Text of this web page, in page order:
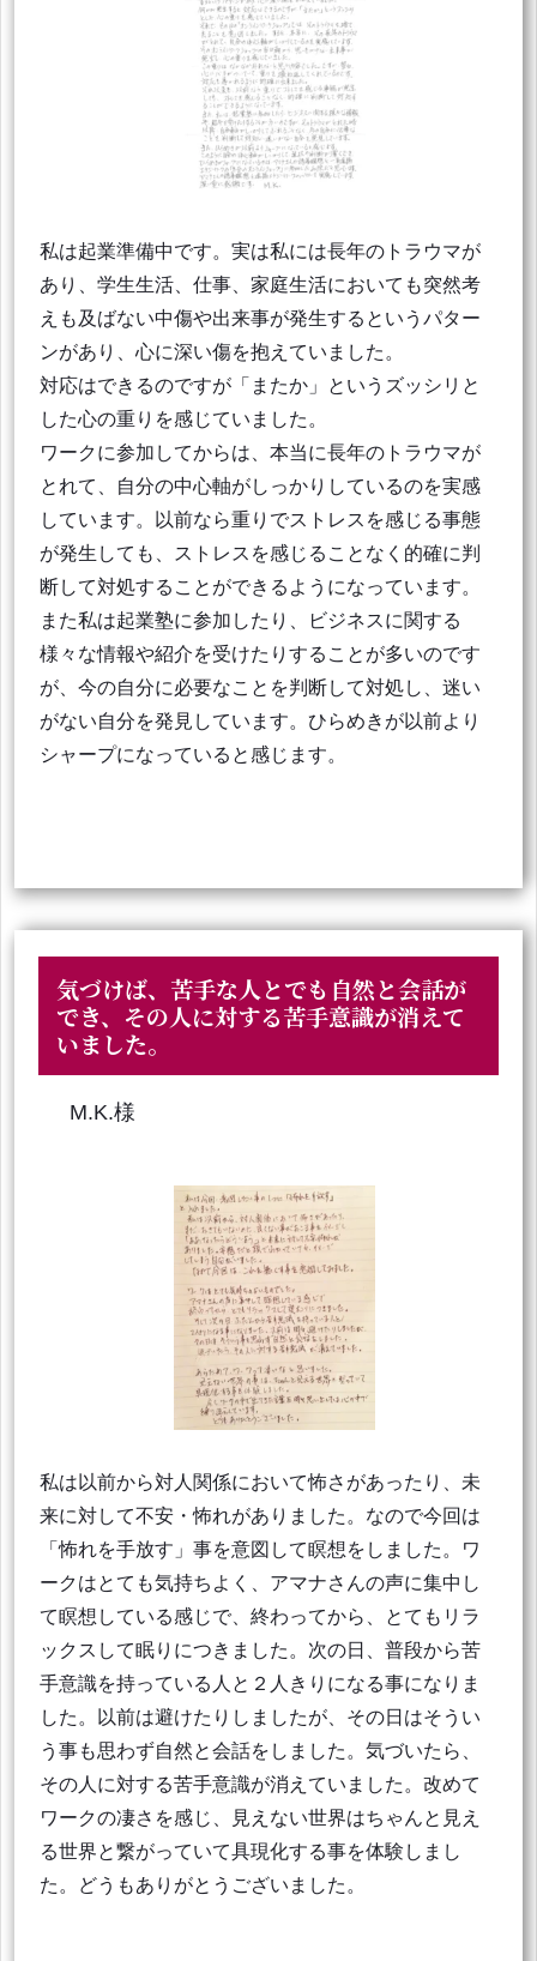
私は起業準備中です。実は私には長年のトラウマが
あり、学生生活、仕事、家庭生活においても突然考
えも及ばない中傷や出来事が発生するというパター
ンがあり、心に深い傷を抱えていました。
対応はできるのですが「またか」というズッシリと
した心の重りを感じていました。
ワークに参加してからは、本当に長年のトラウマが
とれて、自分の中心軸がしっかりしているのを実感
しています。以前なら重りでストレスを感じる事態
が発生しても、ストレスを感じることなく的確に判
断して対処することができるようになっています。
また私は起業塾に参加したり、ビジネスに関する
様々な情報や紹介を受けたりすることが多いのです
が、今の自分に必要なことを判断して対処し、迷い
がない自分を発見しています。ひらめきが以前より
シャープになっていると感じます。
気づけば、苦手な人とでも自然と会話が
でき、その人に対する苦手意識が消えて
いました。
M.K.様
私は以前から対人関係において怖さがあったり、未
来に対して不安・怖れがありました。なので今回は
「怖れを手放す」事を意図して瞑想をしました。ワ
ークはとても気持ちよく、アマナさんの声に集中し
て瞑想している感じで、終わってから、とてもリラ
ックスして眠りにつきました。次の日、普段から苦
手意識を持っている人と２人きりになる事になりま
した。以前は避けたりしましたが、その日はそうい
う事も思わず自然と会話をしました。気づいたら、
その人に対する苦手意識が消えていました。改めて
ワークの凄さを感じ、見えない世界はちゃんと見え
る世界と繋がっていて具現化する事を体験しまし
た。どうもありがとうございました。